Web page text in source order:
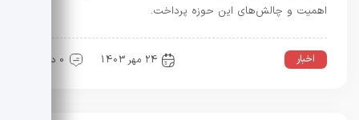
اهمیت و چالش‌های این حوزه پرداخت.
اخبار 24 مهر 1403 0 دیدگاه